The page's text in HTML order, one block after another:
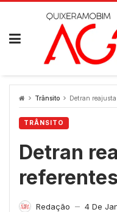
Skip
Trânsito Detran
TRÂNSITO
Detran
Redação — 4 De